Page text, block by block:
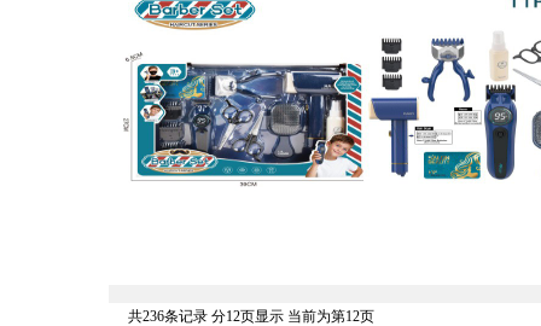
共236条记录 分12页显示 当前为第12页